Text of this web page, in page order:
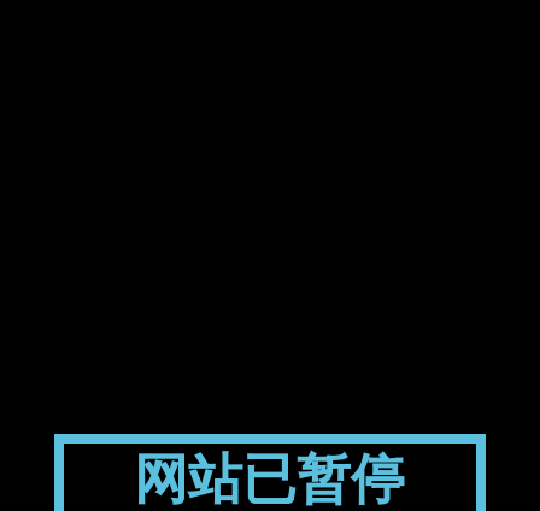
网站已暂停